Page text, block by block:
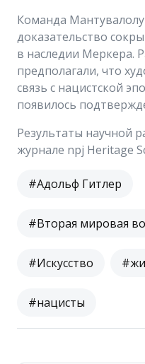
Команда
доказательство
в наследии Меркера.
предполагали, что
связь с нацистской
появилось
Результаты научной
журнале npj Heritage
#Адольф Гитлер
#Вторая мировая
#Искусство
#нацисты